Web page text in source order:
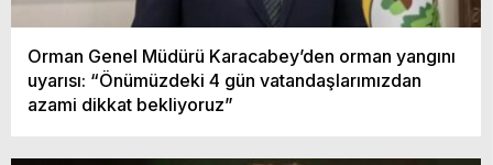
Orman Genel Müdürü Karacabey’den orman yangını
uyarısı: “Önümüzdeki 4 gün vatandaşlarımızdan
azami dikkat bekliyoruz”